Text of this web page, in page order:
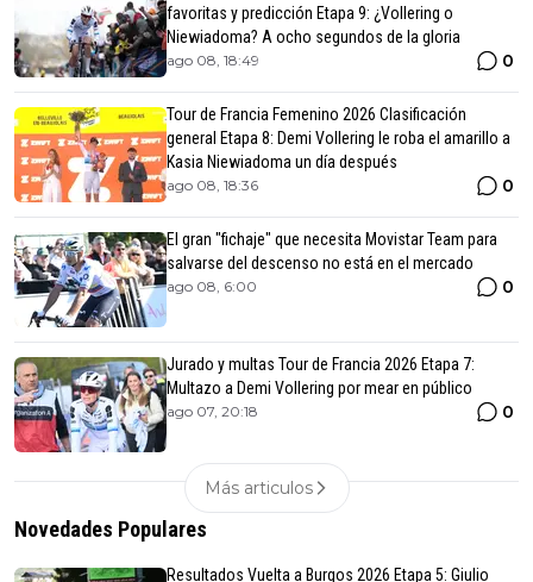
favoritas y predicción Etapa 9: ¿Vollering o
Niewiadoma? A ocho segundos de la gloria
ago 08, 18:49 0
Tour de Francia Femenino 2026 Clasificación
general Etapa 8: Demi Vollering le roba el amarillo a
Kasia Niewiadoma un día después
ago 08, 18:36 0
El gran "fichaje" que necesita Movistar Team para
salvarse del descenso no está en el mercado
ago 08, 6:00 0
Jurado y multas Tour de Francia 2026 Etapa 7:
Multazo a Demi Vollering por mear en público
ago 07, 20:18 0
Más articulos
Novedades Populares
Resultados Vuelta a Burgos 2026 Etapa 5: Giulio